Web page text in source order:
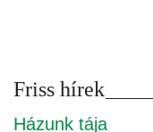
Friss hírek
Házunk tája